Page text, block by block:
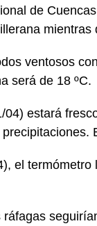
de
ventosos
será de 18 ºC.
estará
el